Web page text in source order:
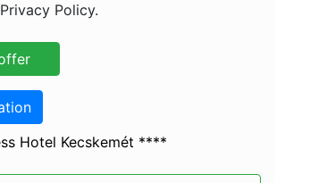
Policy.
Hotel Kecskemét ****